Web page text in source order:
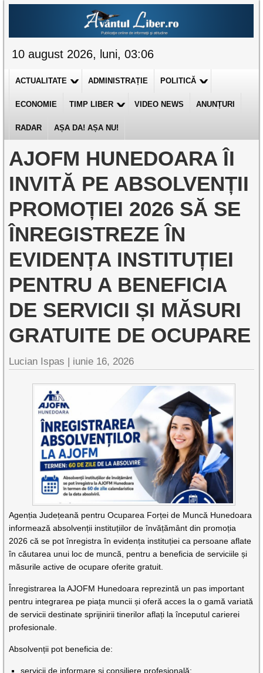
10 august 2026, luni, 03:06
ACTUALITATE ADMINISTRAȚIE POLITICĂ
ECONOMIE TIMP LIBER VIDEO NEWS ANUNȚURI
RADAR AȘA DA! AȘA NU!
AJOFM HUNEDOARA ÎI
INVITĂ PE ABSOLVENȚII
PROMOȚIEI 2026 SĂ SE
ÎNREGISTREZE ÎN
EVIDENȚA INSTITUȚIEI
PENTRU A BENEFICIA
DE SERVICII ȘI MĂSURI
GRATUITE DE OCUPARE
Lucian Ispas | iunie 16, 2026
Agenția Județeană pentru Ocuparea Forței de Muncă Hunedoara
informează absolvenții instituțiilor de învățământ din promoția
2026 că se pot înregistra în evidența instituției ca persoane aflate
în căutarea unui loc de muncă, pentru a beneficia de serviciile și
măsurile active de ocupare oferite gratuit.
Înregistrarea la AJOFM Hunedoara reprezintă un pas important
pentru integrarea pe piața muncii și oferă acces la o gamă variată
de servicii destinate sprijinirii tinerilor aflați la începutul carierei
profesionale.
Absolvenții pot beneficia de:
servicii de informare și consiliere profesională;